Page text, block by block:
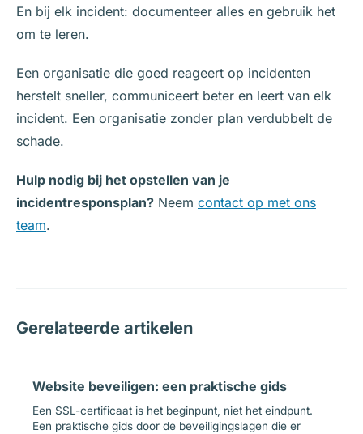
En bij elk incident: documenteer alles en gebruik het
om te leren.
Een organisatie die goed reageert op incidenten
herstelt sneller, communiceert beter en leert van elk
incident. Een organisatie zonder plan verdubbelt de
schade.
Hulp nodig bij het opstellen van je
incidentresponsplan? Neem contact op met ons
team.
Gerelateerde artikelen
Website beveiligen: een praktische gids
Een SSL-certificaat is het beginpunt, niet het eindpunt.
Een praktische gids door de beveiligingslagen die er